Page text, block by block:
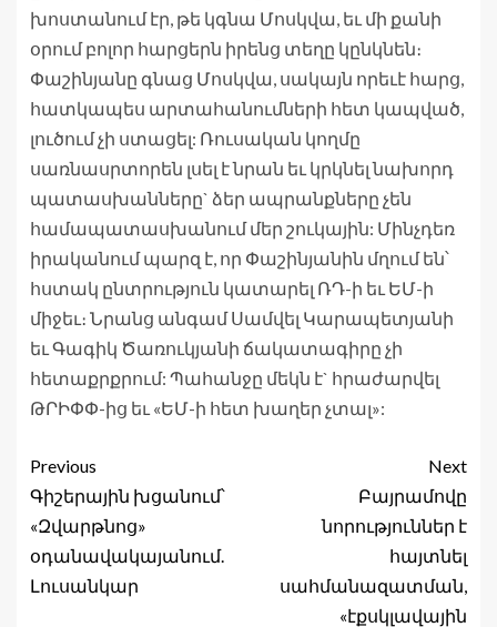
խոստանում էր, թե կգնա Մոսկվա, եւ մի քանի
օրում բոլոր հարցերն իրենց տեղը կընկնեն։
Փաշինյանը գնաց Մոսկվա, սակայն որեւէ հարց,
հատկապես արտահանումների հետ կապված,
լուծում չի ստացել: Ռուսական կողմը
սառնասրտորեն լսել է նրան եւ կրկնել նախորդ
պատասխանները` ձեր ապրանքները չեն
համապատասխանում մեր շուկային: Մինչդեռ
իրականում պարզ է, որ Փաշինյանին մղում են՝
հստակ ընտրություն կատարել ՌԴ-ի եւ ԵՄ-ի
միջեւ։ Նրանց անգամ Սամվել Կարապետյանի
եւ Գագիկ Ծառուկյանի ճակատագիրը չի
հետաքրքրում: Պահանջը մեկն է` հրաժարվել
ԹՐԻՓՓ-ից եւ «ԵՄ-ի հետ խաղեր չտալ»:
Previous
Գիշերային խցանում՝
«Զվարթնոց»
օդանավակայանում.
Լուսանկար
Next
Բայրամովը
նորություններ է
հայտնել
սահմանազատման,
«էքսկլավային